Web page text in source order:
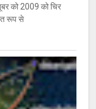
को 2009 को चिर
रूप से